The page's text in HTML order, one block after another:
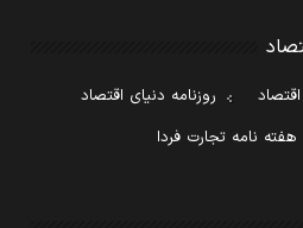
روزنامه دنیای اقتصاد
هفته نامه تجارت فردا